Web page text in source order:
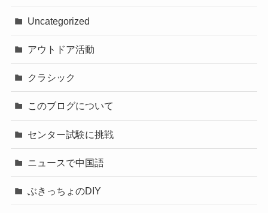
Uncategorized
アウトドア活動
クラシック
このブログについて
センター試験に挑戦
ニュースで中国語
ぶきっちょのDIY